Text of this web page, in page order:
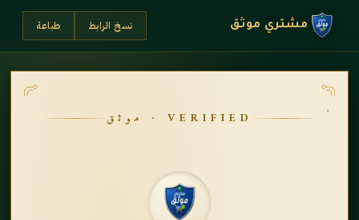
مشتري موثق نسخ الرابط طباعة
VERIFIED · موثق